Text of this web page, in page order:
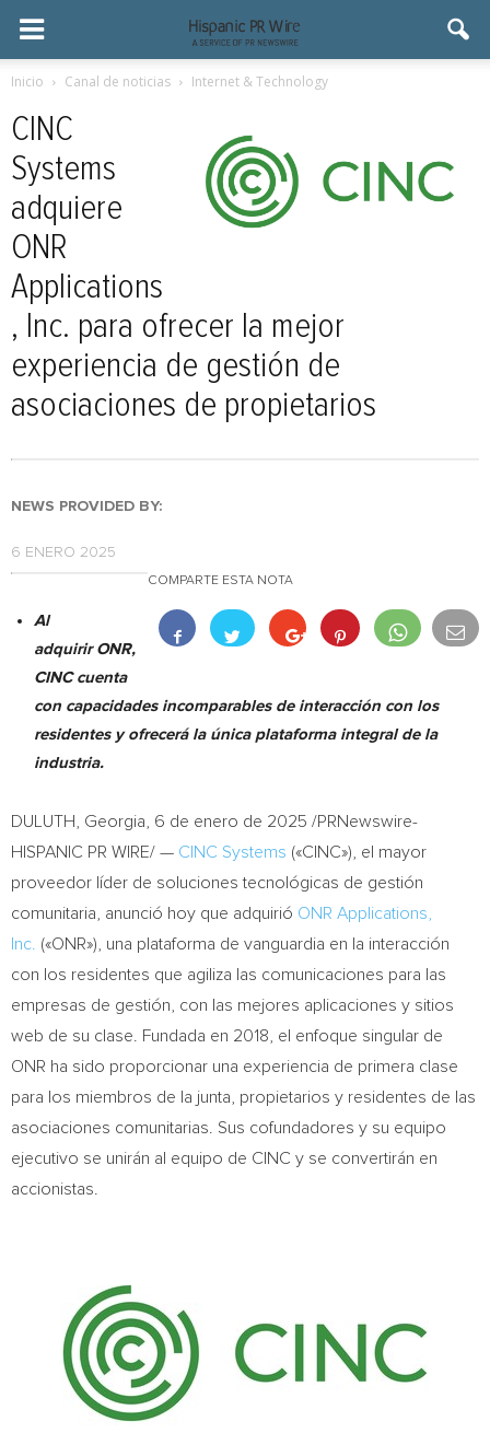
Inicio Canal de noticias Internet & Technology
CINC
Systems
adquiere
ONR
Applications
, Inc. para ofrecer la mejor
experiencia de gestión de
asociaciones de propietarios
NEWS PROVIDED BY:
6 ENERO 2025
COMPARTE ESTA NOTA
Al
adquirir ONR,
CINC cuenta
con capacidades incomparables de interacción con los
residentes y ofrecerá la única plataforma integral de la
industria.
DULUTH, Georgia 6 de enero de 2025 /PRNewswire-
HISPANIC PR WIRE/ — CINC Systems («CINC»), el mayor
proveedor líder de soluciones tecnológicas de gestión
comunitaria, anunció hoy que adquirió ONR Applications,
Inc. («ONR»), una plataforma de vanguardia en la interacción
con los residentes que agiliza las comunicaciones para las
empresas de gestión, con las mejores aplicaciones y sitios
web de su clase. Fundada en 2018, el enfoque singular de
ONR ha sido proporcionar una experiencia de primera clase
para los miembros de la junta, propietarios y residentes de las
asociaciones comunitarias. Sus cofundadores y su equipo
ejecutivo se unirán al equipo de CINC y se convertirán en
accionistas.